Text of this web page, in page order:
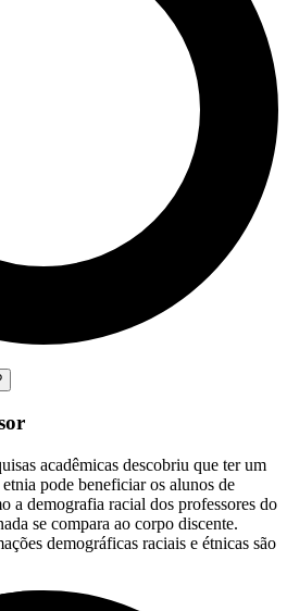
acadêmicas descobriu que ter um
pode beneficiar os alunos de
a demografia racial dos professores do
se compara ao corpo discente.
demográficas raciais e étnicas são